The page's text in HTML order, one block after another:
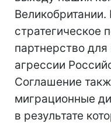
стратегическое
партнерство
агрессии
Соглашение
миграционные
в результате